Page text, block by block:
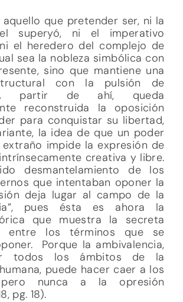
que pretender ser, ni la
superyó, ni el imperativo
el heredero del complejo de
sea la nobleza simbólica con
sino que mantiene una
con la pulsión de
partir de ahí, queda
reconstruida la oposición
para conquistar su libertad,
la idea de que un poder
impide la expresión de
creativa y libre.
desmantelamiento de los
que intentaban oponer la
deja lugar al campo de la
pues ésta es ahora la
que muestra la secreta
entre los términos que se
Porque la ambivalencia,
todos los ámbitos de la
puede hacer caer a los
pero nunca a la opresión
pg. 18).